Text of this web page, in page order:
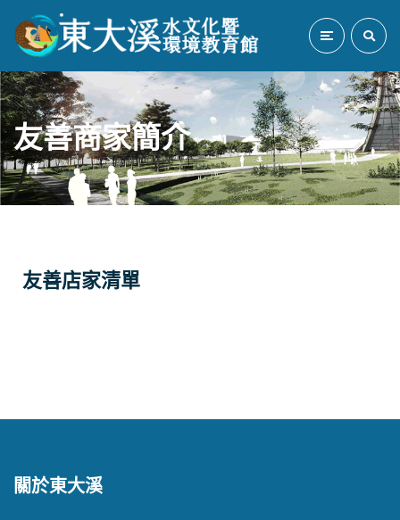
友善商家簡介
友善店家清單
關於東大溪